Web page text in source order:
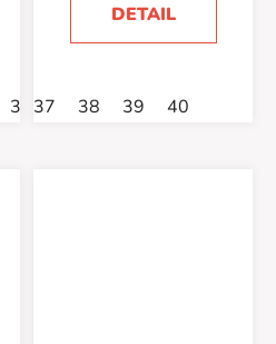
39 39,5 40
DETAIL
37 38 39 40